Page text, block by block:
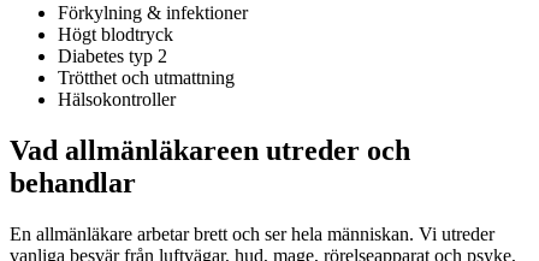
Förkylning & infektioner
Högt blodtryck
Diabetes typ 2
Trötthet och utmattning
Hälsokontroller
Vad allmänläkareen utreder och
behandlar
En allmänläkare arbetar brett och ser hela människan. Vi utreder
vanliga besvär från luftvägar, hud, mage, rörelseapparat och psyke,